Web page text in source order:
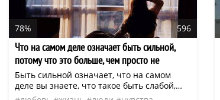
78% 596
Что на самом деле означает быть сильной,
потому что это больше, чем просто не
показывать эмоции
Быть сильной означает, что на самом
деле вы знаете, что такое быть слабой,
беспомощной и уставшей от жизни и ее